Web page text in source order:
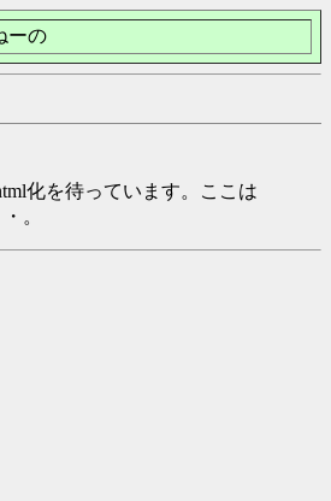
ーの
化を待っています。ここは
。